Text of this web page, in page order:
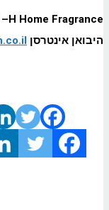
H Home Fragrance
היבואן אינטרסן